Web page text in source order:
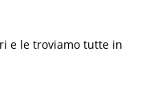
e le troviamo tutte in